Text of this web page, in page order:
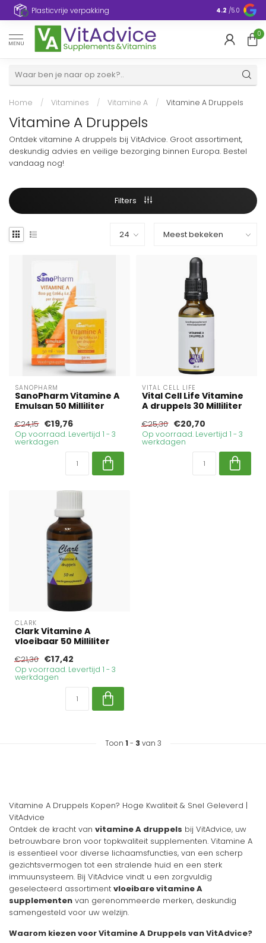
Plasticvrije verpakking 4.2 /5.0
MENU
0
Home / Vitamines / Vitamine A / Vitamine A Druppels
Vitamine A Druppels
Ontdek vitamine A druppels bij VitAdvice. Groot assortiment,
deskundig advies en veilige bezorging binnen Europa. Bestel
vandaag nog!
Filters
SANOPHARM
SanoPharm Vitamine A
Emulsan 50 Milliliter
€24,15 €19,76
Op voorraad. Levertijd 1 - 3
werkdagen
VITAL CELL LIFE
Vital Cell Life Vitamine
A druppels 30 Milliliter
€25,30 €20,70
Op voorraad. Levertijd 1 - 3
werkdagen
CLARK
Clark Vitamine A
vloeibaar 50 Milliliter
€21,30 €17,42
Op voorraad. Levertijd 1 - 3
werkdagen
Toon 1 - 3 van 3
Vitamine A Druppels Kopen? Hoge Kwaliteit & Snel Geleverd |
VitAdvice
Ontdek de kracht van vitamine A druppels bij VitAdvice, uw
betrouwbare bron voor topkwaliteit supplementen. Vitamine A
is essentieel voor diverse lichaamsfuncties, van een scherp
gezichtsvermogen tot een stralende huid en een sterk
immuunsysteem. Bij VitAdvice vindt u een zorgvuldig
geselecteerd assortiment vloeibare vitamine A
supplementen van gerenommeerde merken, deskundig
samengesteld voor uw welzijn.
Waarom kiezen voor Vitamine A Druppels van VitAdvice?